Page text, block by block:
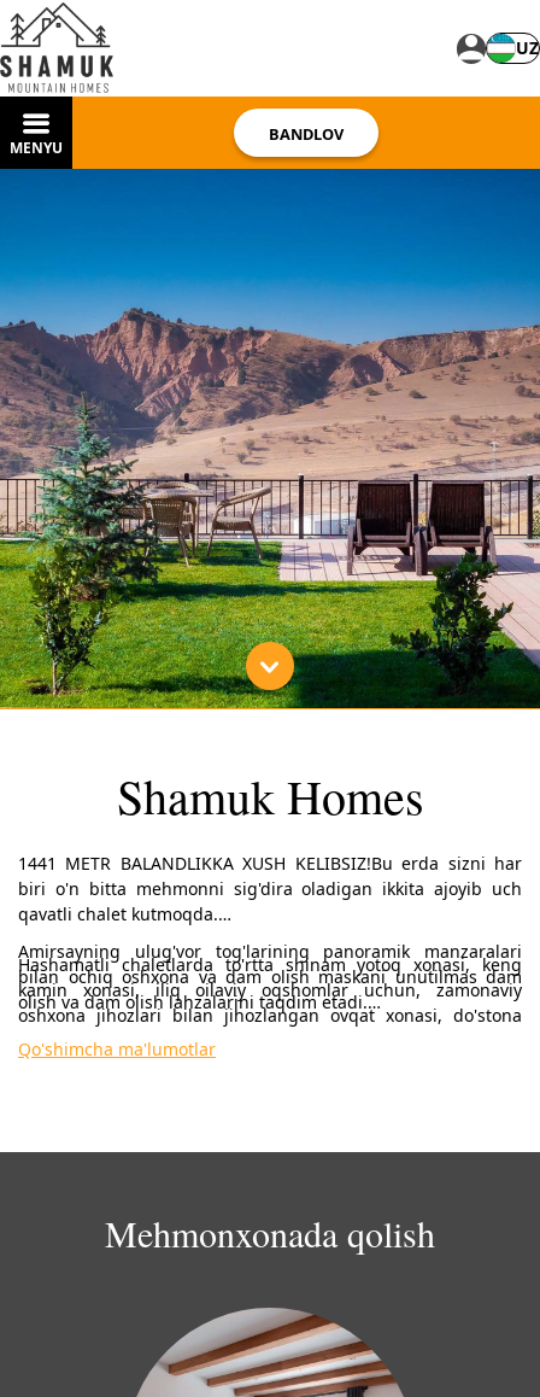
UZ
MENYU
BANDLOV
Shamuk Homes
1441 METR BALANDLIKKA XUSH KELIBSIZ!Bu erda sizni har
biri o'n bitta mehmonni sig'dira oladigan ikkita ajoyib uch
qavatli chalet kutmoqda.
Hashamatli chaletlarda to'rtta shinam yotoq xonasi, keng
kamin xonasi, iliq oilaviy oqshomlar uchun, zamonaviy
oshxona jihozlari bilan jihozlangan ovqat xonasi, do'stona
partiyalar uchun bilyard xonasi, shuningdek, yulduzlar va
noyob tog ' manzaralaridan bahramand bo'lishingiz mumkin
Amirsayning ulug'vor tog'larining panoramik manzaralari
bilan ochiq oshxona va dam olish maskani unutilmas dam
olish va dam olish lahzalarini taqdim etadi.
Har kuni ertalab mehmonlar uchun kontinental nonushta
Qo'shimcha ma'lumotlar
Mehmonxonada qolish